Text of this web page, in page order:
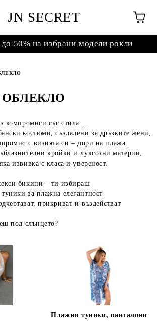
JN SECRET
50% на избрани модели рокли
компромиси със стила...
костюми, създадени за дръзките жени,
с визията си – дори на плажа.
кройки и луксозни материи,
извивка с класа и увереност.
бикини – ти избираш
за плажна елегантност
прикриват и въздействат
под слънцето?
Плажни туники, панталони